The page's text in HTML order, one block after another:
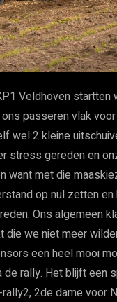
Veldhoven startten
passeren vlak
wel 2 kleine
stress gereden en
want met die
op nul zetten
Ons algemeen
we niet meer
een heel mooi
rally. Het blijft een
2de dame voor